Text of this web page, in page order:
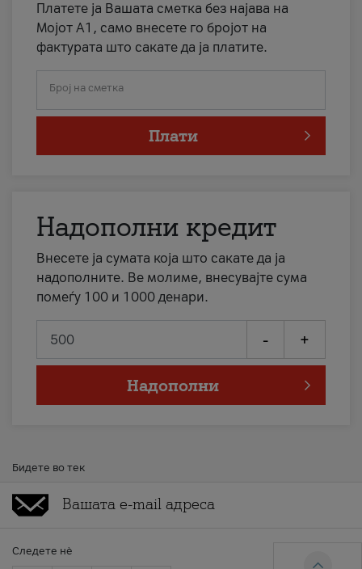
Платете ја Вашата сметка без најава на
Мојот А1, само внесете го бројот на
фактурата што сакате да ја платите.
Број на сметка
Плати
Надополни кредит
Внесете ја сумата која што сакате да ја
надополните. Ве молиме, внесувајте сума
помеѓу 100 и 1000 денари.
- +
Надополни
Бидете во тек
Следете нè